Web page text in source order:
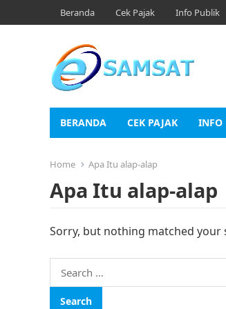
Beranda Cek Pajak Info Publik
BERANDA CEK PAJAK INFO
Home Apa Itu alap-alap
Apa Itu alap-alap
Sorry, but nothing matched your
Search
for: